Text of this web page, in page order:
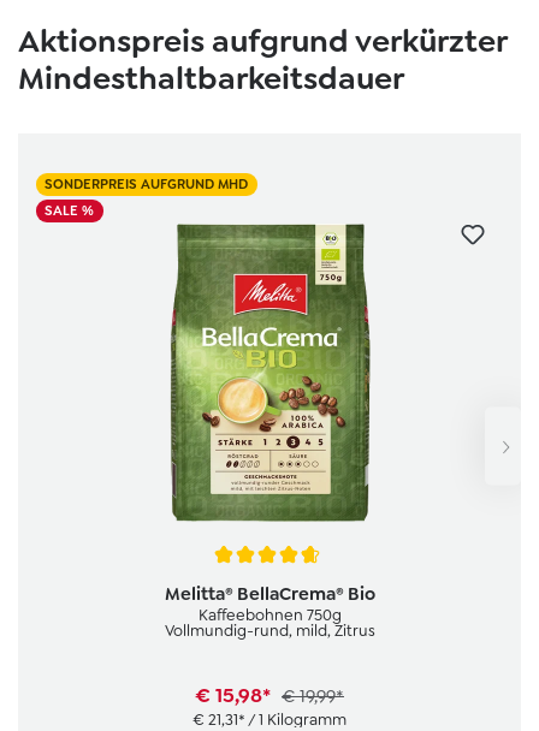
Aktionspreis aufgrund verkürzter
Mindesthaltbarkeitsdauer
SONDERPREIS AUFGRUND MHD
SALE %
Average rating of 4.7 out of 5 stars
Melitta® BellaCrema® Bio
Kaffeebohnen 750g
Vollmundig-rund, mild, Zitrus
€ 15,98* € 19,99*
€ 21,31* / 1 Kilogramm